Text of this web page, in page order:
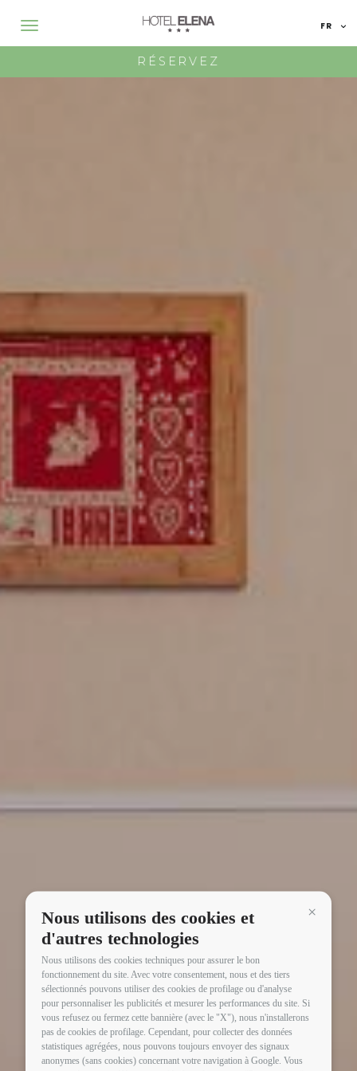
Continua
Nous utilisons des cookies et
d'autres technologies
Nous utilisons des cookies techniques pour assurer le bon
fonctionnement du site. Avec votre consentement, nous et des tiers
sélectionnés pouvons utiliser des cookies de profilage ou d'analyse
pour personnaliser les publicités et mesurer les performances du site. Si
vous refusez ou fermez cette bannière (avec le "X"), nous n'installerons
pas de cookies de profilage. Cependant, pour collecter des données
statistiques agrégées, nous pouvons toujours envoyer des signaux
anonymes (sans cookies) concernant votre navigation à Google. Vous
FR
IT
RÉSERVEZ